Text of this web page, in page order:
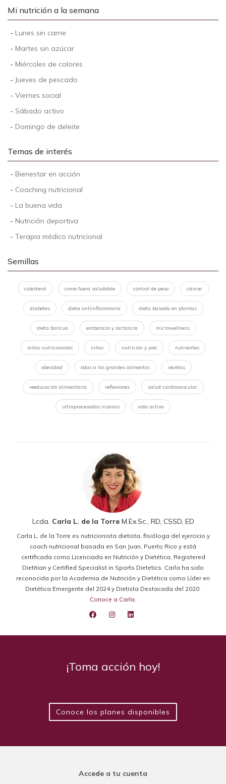
Mi nutrición a la semana
- Lunes sin carne
- Martes sin azúcar
- Miércoles de colores
- Jueves de pescado
- Viernes social
- Sábado activo
- Domingo de deleite
Temas de interés
- Bienestar en acción
- Coaching nutricional
- La buena vida
- Nutrición deportiva
- Terapia médico nutricional
Semillas
colesterol come fuera saludable control de peso cáncer
diabetes dieta antiinflamatoria dieta basada en plantas
dieta boricua embarazo y lactancia microwellness
mitos nutricionales niños nutrición y piel nutrientes
obesidad odas a los grandes alimentos recetas
reeducación alimentaria reflexiones salud cardiovascular
ultraprocesados insanos vida activa
Lcda. Carla L. de la TorreM.Ex.Sc., RD, CSSD, ED
Carla L. de la Torre es nutricionista dietista, fisióloga del ejercicio y
coach nutricional basada en San Juan, Puerto Rico y está
certificada como Licenciada en Nutrición y Dietética, Registered
Dietitian y Certified Specialist in Sports Dietetics. Carla ha sido
reconocida por la Academia de Nutrición y Dietética como Líder en
Dietética Emergente del 2024 y Dietista Destacada del 2020.
Conoce a Carla.
¡Toma acción hoy!
Conoce los planes disponibles
Accede a tu cuenta